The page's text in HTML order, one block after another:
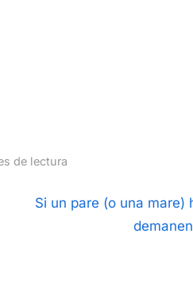
de lectura
N
Si un pare (o una mare)